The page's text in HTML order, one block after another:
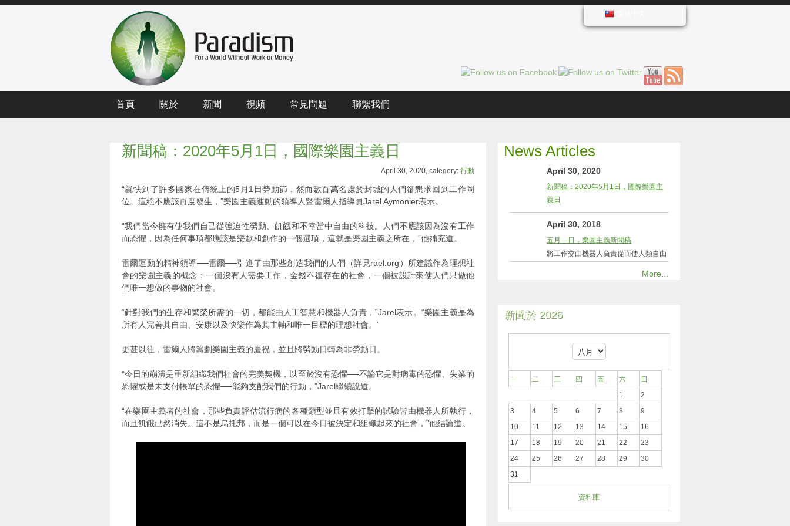
首頁 關於 新聞 視頻 常見問題 聯繫我們
新聞稿：2020年5月1日，國際樂園主義日
April 30, 2020, category: 行動
“就快到了許多國家在傳統上的5月1日勞動節，然而數百萬名處於封城的人們卻懇求回到工作岡
位。這絕不應該再度發生，”樂園主義運動的領導人暨雷爾人指導員Jarel Aymonier表示。
“我們當今擁有使我們自己從強迫性勞動、飢餓和不幸當中自由的科技。人們不應該因為沒有工作
而恐懼，因為任何事項都應該是樂趣和創作的一個選項，這就是樂園主義之所在，”他補充道。
雷爾運動的精神領導──雷爾──引進了由那些創造我們的人們（詳見rael.org）所建議作為理想社
會的樂園主義的概念：一個沒有人需要工作，金錢不復存在的社會，一個被設計來使人們只做他
們唯一想做的事物的社會。
“針對我們的生存和繁榮所需的一切，都能由人工智慧和機器人負責，”Jarel表示。“樂園主義是為
所有人完善其自由、安康以及快樂作為其主軸和唯一目標的理想社會。”
更甚以往，雷爾人將籌劃樂園主義的慶祝，並且將勞動日轉為非勞動日。
“今日的崩潰是重新組織我們社會的完美契機，以至於沒有恐懼──不論它是對病毒的恐懼、失業的
恐懼或是未支付帳單的恐懼──能夠支配我們的行動，”Jarel繼續說道。
“在樂園主義者的社會，那些負責評估流行病的各種類型並且有效打擊的試驗皆由機器人所執行，
而且飢餓已然消失。這不是烏托邦，而是一個可以在今日被決定和組織起來的社會，”他結論道。
News Articles
April 30, 2020
新聞稿：2020年5月1日，國際樂園主
義日
April 30, 2018
五月一日，樂園主義新聞稿
將工作交由機器人負責從而使人類自由
More...
新聞於 2026
一 二 三 四 五 六
日
1
2
3
4 5 6 7 8
9
10
11 12 13 14 15
16
17
18 19 20 21 22
23
24
25 26 27 28 29
30
31
資料庫